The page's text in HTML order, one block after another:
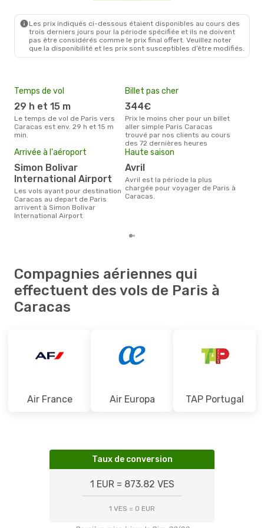
Les prix indiqués ci-dessous étaient disponibles au cours des
trois derniers jours pour la période spécifiée et ils ne doivent
pas être considérés comme le prix final offert. Veuillez noter
que la disponibilité et les prix sont susceptibles d’être modifiés.
Temps de vol
29 h et 15 m
Le temps de vol de Paris vers
Caracas est env. 29 h et 15 m
min.
Billet pas cher
344€
Prix le moins cher pour un billet
aller simple Paris Caracas
trouvé par nos clients au cours
des 72 dernières heures
Arrivée à l'aéroport
Simon Bolivar
International Airport
Les vols ayant pour destination
Caracas au depart de Paris
arrivent à Simon Bolivar
International Airport
Haute saison
avril
avril est la période la plus
chargée pour voyager de Paris à
Caracas.
Compagnies aériennes qui
effectuent des vols de Paris à
Caracas
Air France Air Europa TAP Portugal
Taux de conversion
1 EUR = 873.82 VES
1 VES = 0 EUR